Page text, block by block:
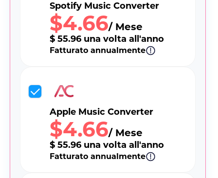
Spotify Music Converter
$4.66/ Mese
$ 55.96 una volta all'anno
Fatturato annualmente
Apple Music Converter
$4.66/ Mese
$ 55.96 una volta all'anno
Fatturato annualmente